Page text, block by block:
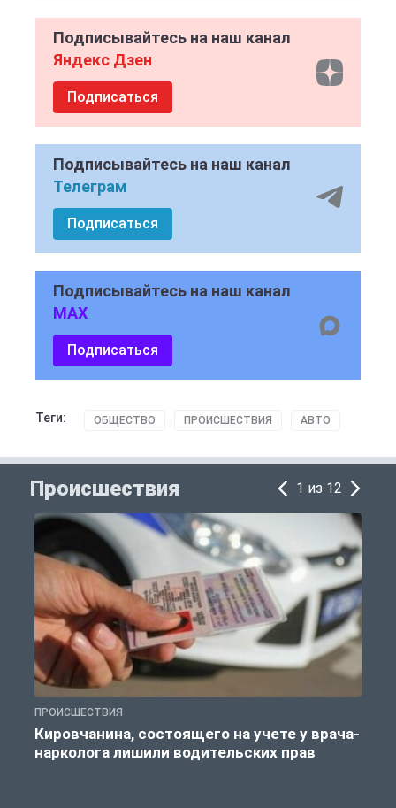
Подписывайтесь на наш канал
Яндекс Дзен
Подписаться
Подписывайтесь на наш канал
Телеграм
Подписаться
Подписывайтесь на наш канал
MAX
Подписаться
Теги: ОБЩЕСТВО ПРОИСШЕСТВИЯ АВТО
Происшествия 1 из 12
ПРОИСШЕСТВИЯ
Кировчанина, состоящего на учете у врача-
нарколога лишили водительских прав